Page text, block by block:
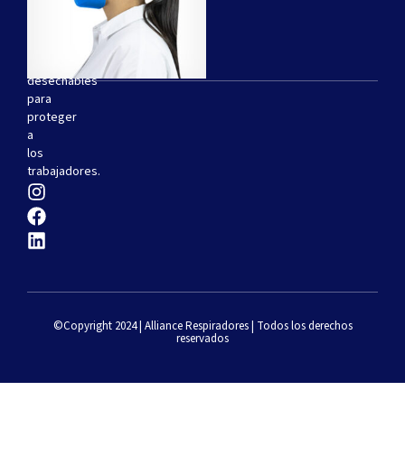
respiradores
desechables
para
proteger
a
los
trabajadores.
©Copyright 2024 | Alliance Respiradores | Todos los derechos
reservados